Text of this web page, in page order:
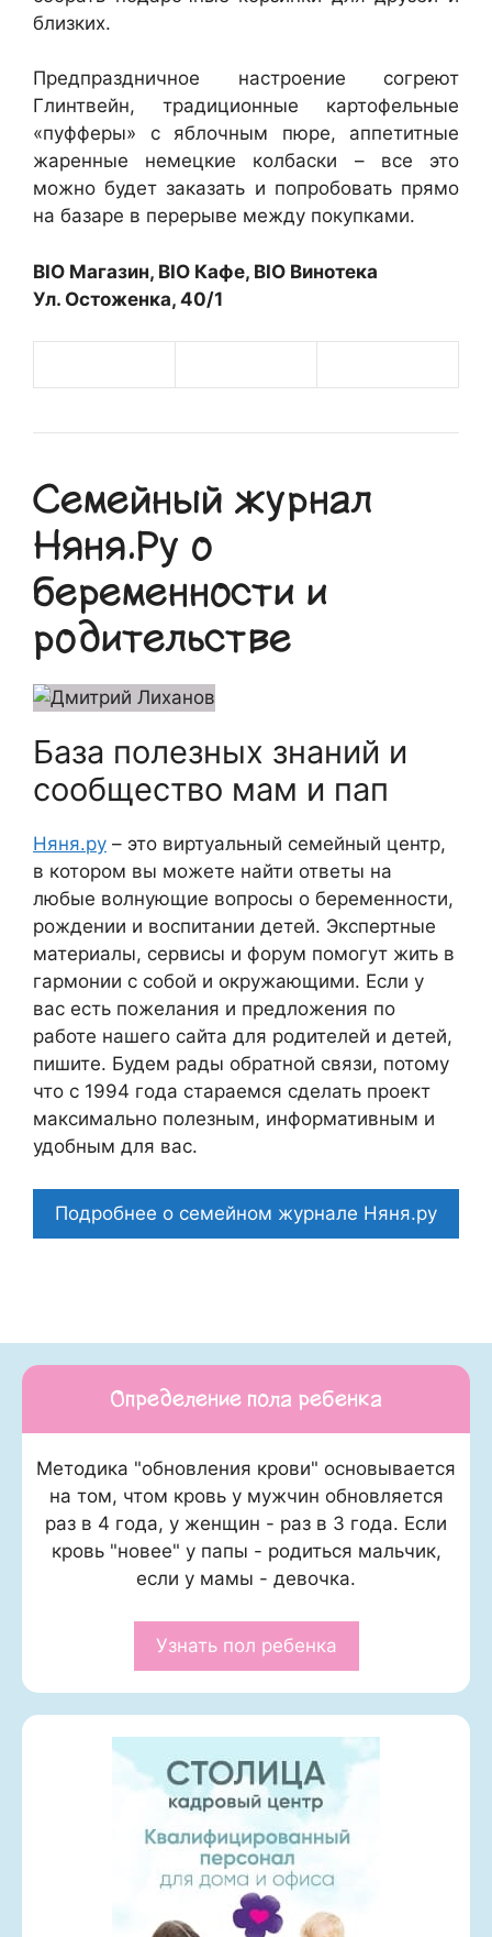
близких.
Предпраздничное настроение согреют
Глинтвейн, традиционные картофельные
«пуфферы» с яблочным пюре, аппетитные
жаренные немецкие колбаски – все это
можно будет заказать и попробовать прямо
на базаре в перерыве между покупками.
BIO Магазин, BIO Кафе, BIO Винотека
Ул. Остоженка, 40/1
Семейный журнал
Няня.Ру о
беременности и
родительстве
База полезных знаний и
сообщество мам и пап
Няня.ру – это виртуальный семейный центр,
в котором вы можете найти ответы на
любые волнующие вопросы о беременности,
рождении и воспитании детей. Экспертные
материалы, сервисы и форум помогут жить в
гармонии с собой и окружающими. Если у
вас есть пожелания и предложения по
работе нашего сайта для родителей и детей,
пишите. Будем рады обратной связи, потому
что c 1994 года стараемся сделать проект
максимально полезным, информативным и
удобным для вас.
Подробнее о семейном журнале Няня.ру
Определение пола ребенка
Методика "обновления крови" основывается
на том, чтом кровь у мужчин обновляется
раз в 4 года, у женщин - раз в 3 года. Если
кровь "новее" у папы - родиться мальчик,
если у мамы - девочка.
Узнать пол ребенка